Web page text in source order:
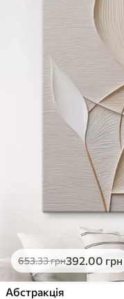
653.33грн392.00 грн
Абстракція